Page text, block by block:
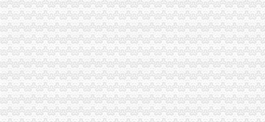
增值税专用发票_互动百科
2012年《经济法》辅导：增值税专用发票_东奥会计在线
增值税专用发票
增值税发票的问题
增值税专用发票_东奥会计在线
2016税务硕士考研知识点详解：增值税专用发票_考研_新东方在线
增值税发票_增值税专用发票_增值税普通发票_增值税发票真伪查询-
增值税专用发票的税率都有哪几种？各适合哪些行业企业？-增值税-创
个人能否到税务机关增值税专用发票？
增值税专用发票单位信息-财务部